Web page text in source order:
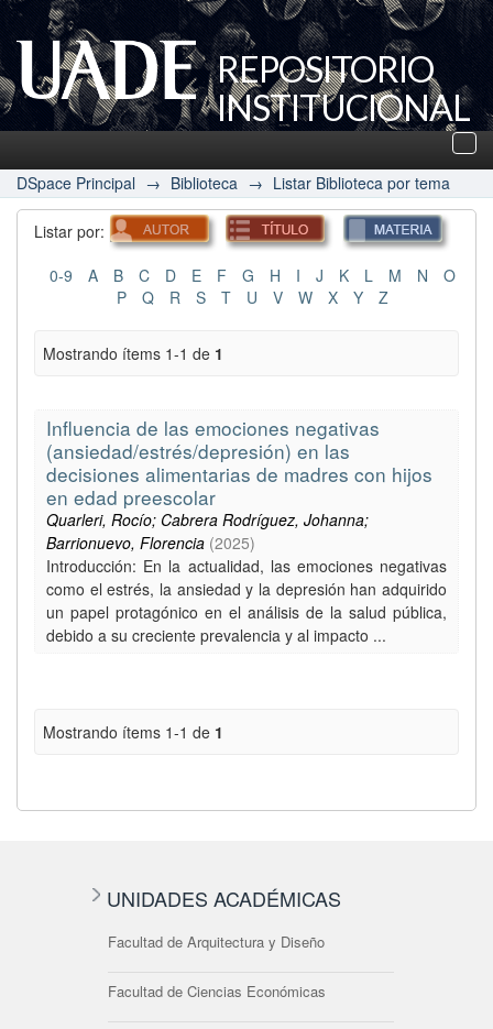
REPOSITORIO
INSTITUCIONAL
UADE
DSpace Principal → Biblioteca → Listar Biblioteca por tema
Listar por:
0-9 A B C D E F G H I J K L M N
O
P
Q R S T U V W X Y Z
Mostrando ítems 1-1 de 1
Influencia de las emociones negativas
(ansiedad/estrés/depresión) en las
decisiones alimentarias de madres con hijos
en edad preescolar
Quarleri, Rocío; Cabrera Rodríguez, Johanna;
Barrionuevo, Florencia (2025)
Introducción: En la actualidad, las emociones negativas
como el estrés, la ansiedad y la depresión han adquirido
un papel protagónico en el análisis de la salud pública,
debido a su creciente prevalencia y al impacto ...
Mostrando ítems 1-1 de 1
UNIDADES ACADÉMICAS
Facultad de Arquitectura y Diseño
Facultad de Ciencias Económicas